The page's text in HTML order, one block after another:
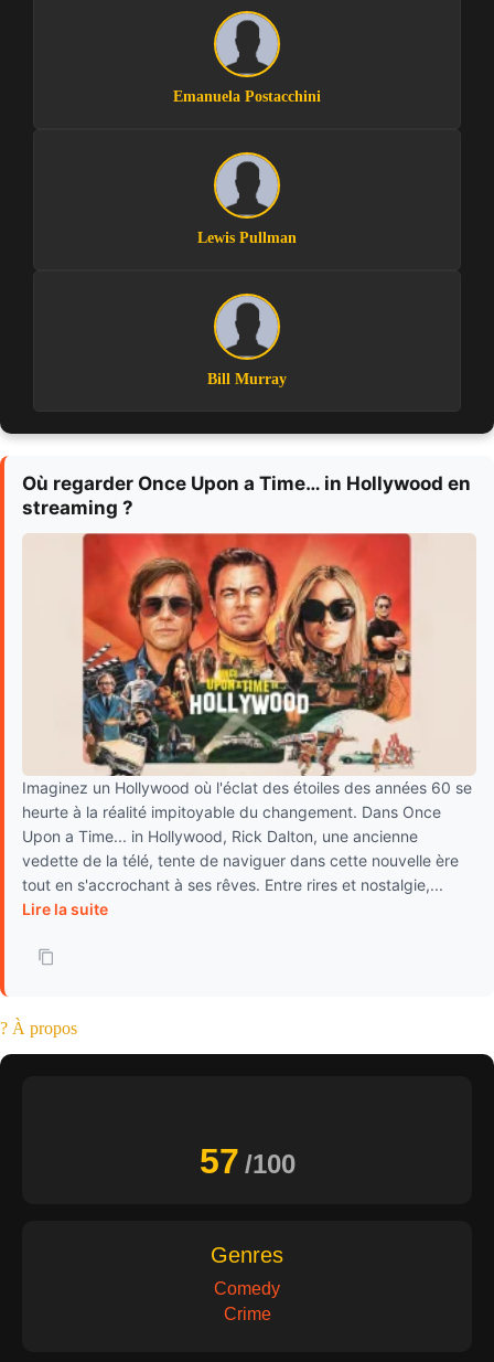
Emanuela Postacchini
Lewis Pullman
Bill Murray
Où regarder Once Upon a Time… in Hollywood en
streaming ?
Imaginez un Hollywood où l'éclat des étoiles des années 60 se
heurte à la réalité impitoyable du changement. Dans Once
Upon a Time... in Hollywood, Rick Dalton, une ancienne
vedette de la télé, tente de naviguer dans cette nouvelle ère
tout en s'accrochant à ses rêves. Entre rires et nostalgie,...
Lire la suite
? À propos
57 /100
Genres
Comedy
Crime